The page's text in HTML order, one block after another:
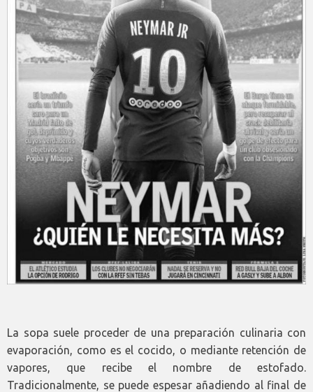
La sopa suele proceder de una preparación culinaria con
evaporación, como es el cocido, o mediante retención de
vapores, que recibe el nombre de estofado.
Tradicionalmente, se puede espesar añadiendo al final de